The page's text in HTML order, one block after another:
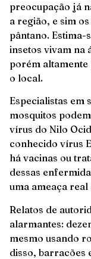
preocupação já
a região, e sim
pântano. Estima-
insetos vivam na
porém altamente
o local.
Especialistas em
mosquitos
vírus do Nilo
conhecido vírus
há vacinas ou
dessas
uma ameaça
Relatos de
alarmantes:
mesmo usando
disso, barracões